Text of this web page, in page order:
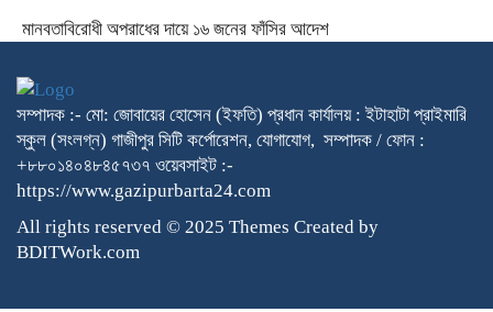
মানবতাবিরোধী অপরাধের দায়ে ১৬ জনের ফাঁসির আদেশ
সম্পাদক :- মো: জোবায়ের হোসেন (ইফতি) প্রধান কার্যালয় : ইটাহাটা প্রাইমারি
স্কুল (সংলগ্ন) গাজীপুর সিটি কর্পোরেশন, যোগাযোগ, সম্পাদক / ফোন :
+৮৮০১৪০৪৮৪৫৭৩৭ ওয়েবসাইট :-
https://www.gazipurbarta24.com
All rights reserved © 2025 Themes Created by
BDITWork.com